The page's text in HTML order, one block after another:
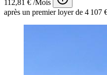
112,81 € /Mois
après un premier loyer de 4 107